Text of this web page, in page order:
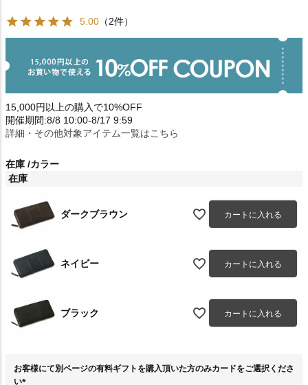
5.00 （2件）
15,000円以上の購入で10%OFF
開催期間:8/8 10:00-8/17 9:59
詳細・その他対象アイテム一覧はこちら
在庫 カラー
在庫
ダークブラウン カートに入れる
ネイビー カートに入れる
ブラック カートに入れる
お客様にて別ページの有料ギフトを購入頂いた方のみカードをご選択くださ
い